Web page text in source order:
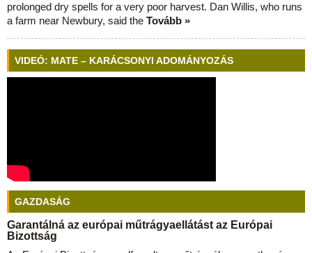
prolonged dry spells for a very poor harvest. Dan Willis, who runs
a farm near Newbury, said the Tovább »
VIDEÓ: MATE – KARÁCSONYI ADOMÁNYOZÁS
GAZDASÁG
Garantálná az európai műtrágyaellátást az Európai
Bizottság